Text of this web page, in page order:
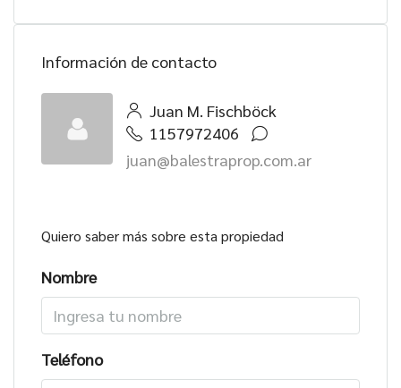
Información de contacto
Juan M. Fischböck
1157972406
juan@balestraprop.com.ar
Quiero saber más sobre esta propiedad
Nombre
Teléfono